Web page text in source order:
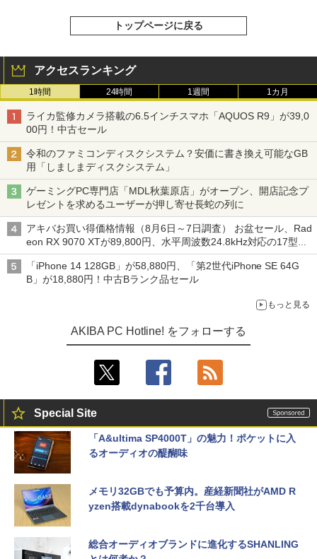
トップページに戻る
アクセスランキング
1時間 24時間 1週間 1カ月
ライカ監修カメラ搭載の6.5インチスマホ「AQUOS R9」が39,0
00円！中古セール
令和のファミコンディスクシステム？安価に書き換え可能なGB
用「しましまディスクシステム」
ゲーミングPC専門店「MDL秋葉原店」がオープン、開店記念プ
レゼントを求めるユーザーが押し寄せ長蛇の列に
アキバお買い得価格情報（8月6日～7日調査） お盆セール、Rad
eon RX 9070 XTが89,800円、水平周波数24.8kHz対応の17型モ
ニターが9,801円、暑さ指数連動セール ほか
「iPhone 14 128GB」が58,880円、「第2世代iPhone SE 64G
B」が18,880円！中古Bランク品セール
もっと見る
AKIBA PC Hotline! をフォローする
Special Site
「A&ultima SP4000T」の魅力！ポケットに入
るオーディオの醍醐味
メモリ32GBでも予算内。産経新聞社がAMD R
yzen搭載dynabookを2千台導入
総合オーディオブランドに進化するSHANLING